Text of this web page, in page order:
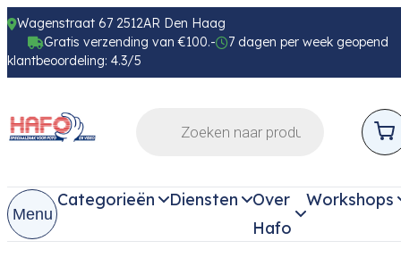
Wagenstraat 67 2512AR Den Haag
Gratis verzending van €100.-
7 dagen per week geopend
klantbeoordeling: 4.3/5
Menu
Categorieën Diensten
Over
Hafo
Workshops